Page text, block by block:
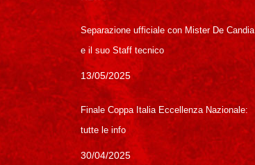
Separazione ufficiale con Mister De Candia
e il suo Staff tecnico
13/05/2025
Finale Coppa Italia Eccellenza Nazionale:
tutte le info
30/04/2025